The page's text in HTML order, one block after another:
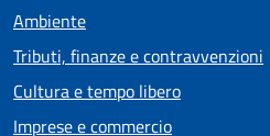
Ambiente
Tributi, finanze e contravvenzioni
Cultura e tempo libero
Imprese e commercio